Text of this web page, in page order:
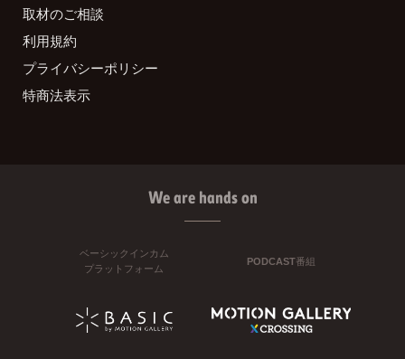
取材のご相談
利用規約
プライバシーポリシー
特商法表示
We are hands on
ベーシックインカム
プラットフォーム
PODCAST番組